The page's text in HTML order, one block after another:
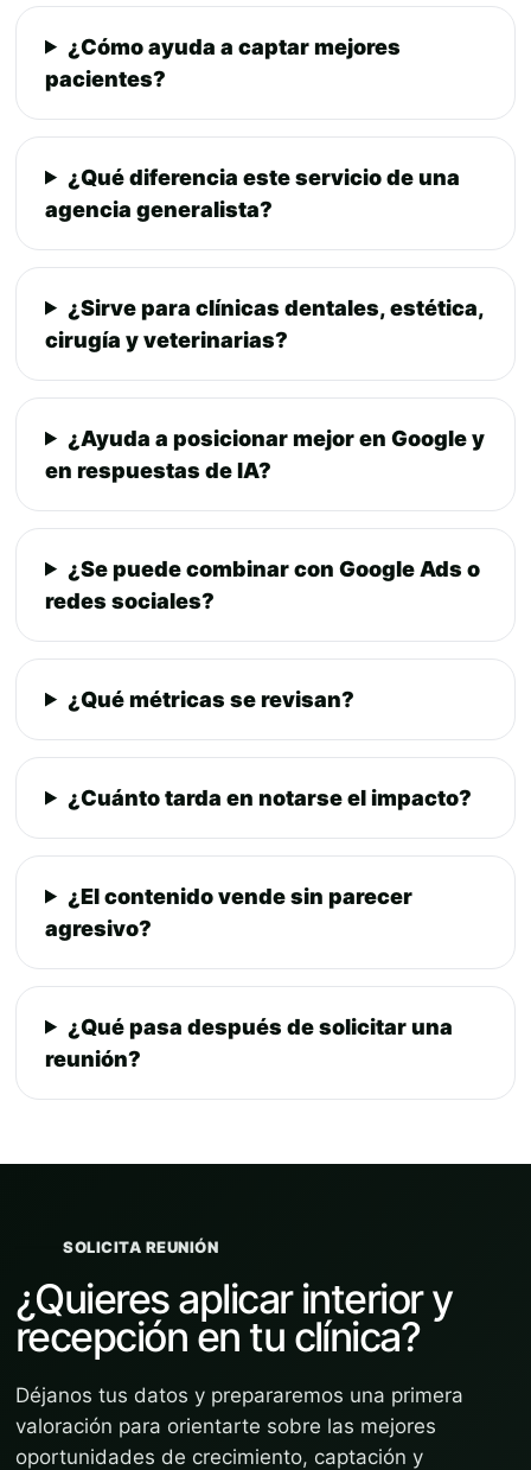
¿Cómo ayuda a captar mejores
pacientes?
¿Qué diferencia este servicio de una
agencia generalista?
¿Sirve para clínicas dentales, estética,
cirugía y veterinarias?
¿Ayuda a posicionar mejor en Google y
en respuestas de IA?
¿Se puede combinar con Google Ads o
redes sociales?
¿Qué métricas se revisan?
¿Cuánto tarda en notarse el impacto?
¿El contenido vende sin parecer
agresivo?
¿Qué pasa después de solicitar una
reunión?
SOLICITA REUNIÓN
¿Quieres aplicar interior y
recepción en tu clínica?
Déjanos tus datos y prepararemos una primera
valoración para orientarte sobre las mejores
oportunidades de crecimiento, captación y